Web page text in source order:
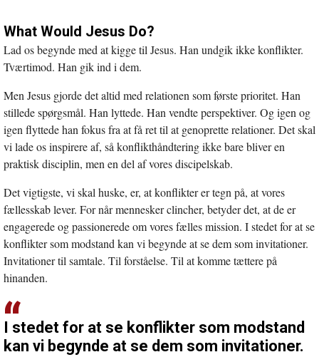
What Would Jesus Do?
Lad os begynde med at kigge til Jesus. Han undgik ikke konflikter.
Tværtimod. Han gik ind i dem.
Men Jesus gjorde det altid med relationen som første prioritet. Han
stillede spørgsmål. Han lyttede. Han vendte perspektiver. Og igen og
igen flyttede han fokus fra at få ret til at genoprette relationer. Det skal
vi lade os inspirere af, så konflikthåndtering ikke bare bliver en
praktisk disciplin, men en del af vores discipelskab.
Det vigtigste, vi skal huske, er, at konflikter er tegn på, at vores
fællesskab lever. For når mennesker clincher, betyder det, at de er
engagerede og passionerede om vores fælles mission. I stedet for at se
konflikter som modstand kan vi begynde at se dem som invitationer.
Invitationer til samtale. Til forståelse. Til at komme tættere på
hinanden.
I stedet for at se konflikter som modstand
kan vi begynde at se dem som invitationer.